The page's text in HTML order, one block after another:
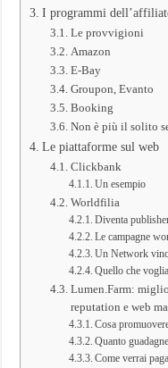
I programmi
Le provvigioni
Amazon
E-Bay
Groupon, Evanto
Booking
Non è più il solito
Le piattaforme sul web
Clickbank
Un esempio
Worldfilia
Diventa
Le campagne
Un Network
Quello che
Lumen.Farm:
reputation e web
Cosa
Quanto
Come verrai